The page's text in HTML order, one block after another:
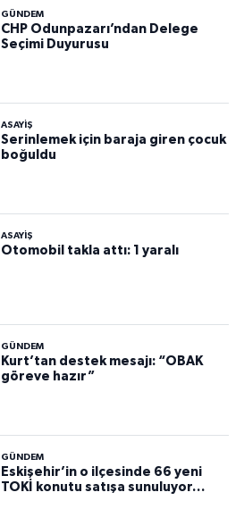
GÜNDEM
CHP Odunpazarı’ndan Delege
Seçimi Duyurusu
ASAYİŞ
Serinlemek için baraja giren çocuk
boğuldu
ASAYİŞ
Otomobil takla attı: 1 yaralı
GÜNDEM
Kurt’tan destek mesajı: “OBAK
göreve hazır”
GÜNDEM
Eskişehir’in o ilçesinde 66 yeni
TOKİ konutu satışa sunuluyor…